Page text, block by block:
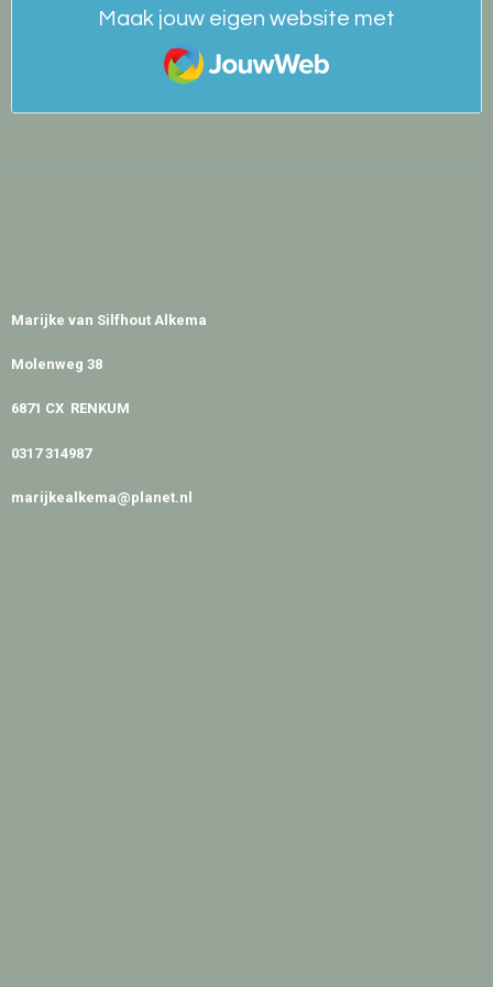
Maak jouw eigen website met
JouwWeb
Marijke van Silfhout Alkema
Molenweg 38
6871 CX RENKUM
0317 314987
marijkealkema@planet.nl